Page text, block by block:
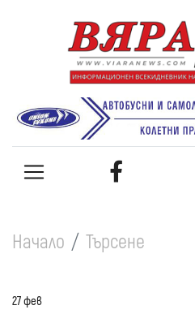
Начало Търсене
27 фев